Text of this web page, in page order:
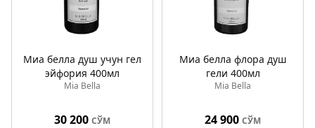
Миа белла душ учун гел
эйфория 400мл
Mia Bella
30 200 СЎМ
Миа белла флора душ
гели 400мл
Mia Bella
24 900 СЎМ